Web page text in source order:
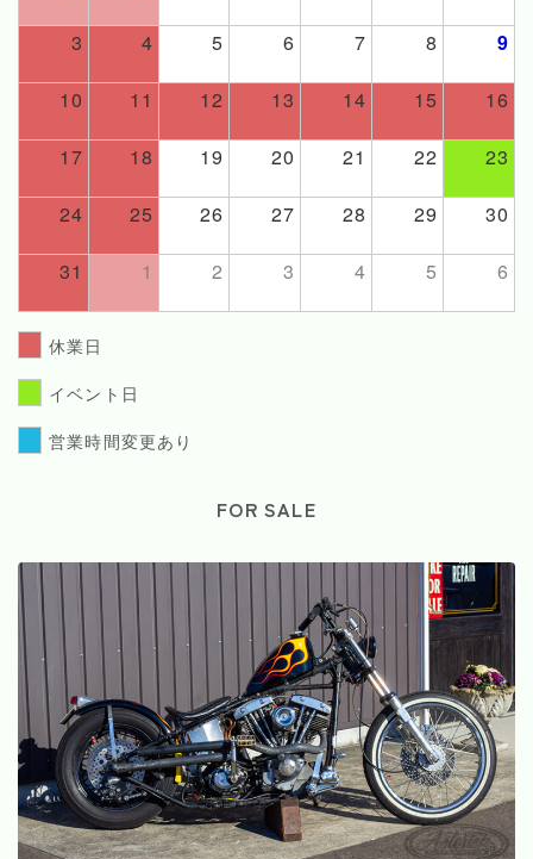
3 4 5 6 7 8 9
10 11 12 13 14 15 16
17 18 19 20 21 22 23
24 25 26 27 28 29 30
31 1 2 3 4 5 6
休業日
イベント日
営業時間変更あり
FOR SALE